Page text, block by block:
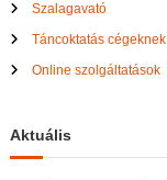
Szalagavató
Táncoktatás cégeknek
Online szolgáltatások
Aktuális